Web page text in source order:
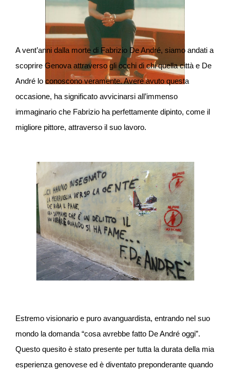
A vent’anni dalla morte di Fabrizio De André, siamo andati a
scoprire Genova attraverso gli occhi di chi quella città e De
André lo conoscono veramente. Avere avuto questa
occasione, ha significato avvicinarsi all’immenso
immaginario che Fabrizio ha perfettamente dipinto, come il
migliore pittore, attraverso il suo lavoro.
Estremo visionario e puro avanguardista, entrando nel suo
mondo la domanda “cosa avrebbe fatto De André oggi”.
Questo quesito è stato presente per tutta la durata della mia
esperienza genovese ed è diventato preponderante quando